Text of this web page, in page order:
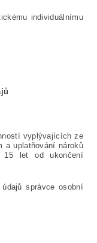
individuálnímu
vyplývajících ze
a uplatňování nároků
15 let od ukončení
správce osobní